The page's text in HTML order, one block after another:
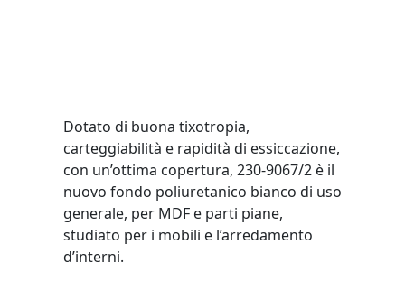
Dotato di buona tixotropia,
carteggiabilità e rapidità di essiccazione,
con un’ottima copertura, 230-9067/2 è il
nuovo fondo poliuretanico bianco di uso
generale, per MDF e parti piane,
studiato per i mobili e l’arredamento
d’interni.